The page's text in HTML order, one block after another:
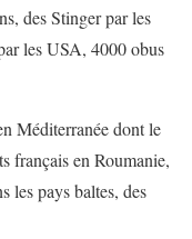
des Stinger par les
les USA, 4000 obus
Méditerranée dont le
français en Roumanie,
les pays baltes, des